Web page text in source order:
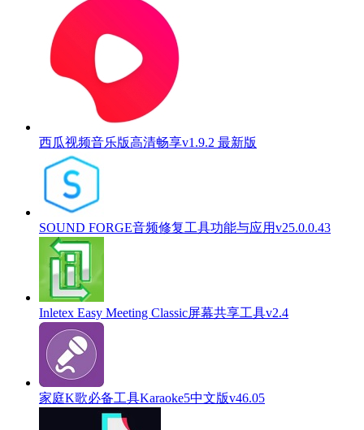
西瓜视频音乐版高清畅享v1.9.2 最新版
SOUND FORGE音频修复工具功能与应用v25.0.0.43
Inletex Easy Meeting Classic屏幕共享工具v2.4
家庭K歌必备工具Karaoke5中文版v46.05